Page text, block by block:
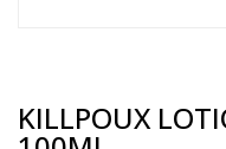
KILLPOUX